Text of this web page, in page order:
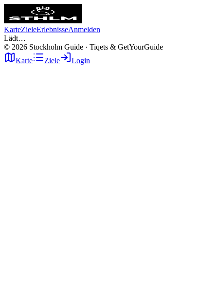
KarteZieleErlebnisseAnmelden
Lädt…
© 2026 Stockholm Guide · Tiqets & GetYourGuide
Karte
Ziele Login